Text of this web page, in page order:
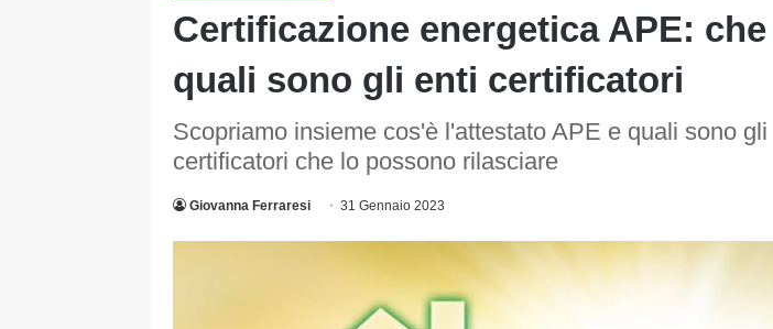
Certificazione energetica APE:
quali sono gli enti certificatori
Scopriamo insieme cos'è l'attestato APE e quali sono gli
certificatori che lo possono rilasciare
Giovanna Ferraresi 31 Gennaio 2023